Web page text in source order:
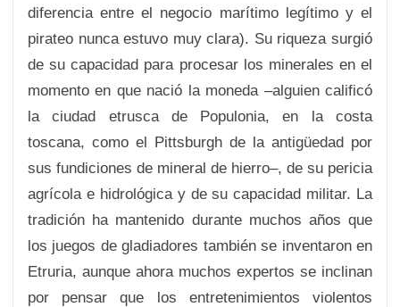
diferencia entre el negocio marítimo legítimo y el
pirateo nunca estuvo muy clara). Su riqueza surgió
de su capacidad para procesar los minerales en el
momento en que nació la moneda –alguien calificó
la ciudad etrusca de Populonia, en la costa
toscana, como el Pittsburgh de la antigüedad por
sus fundiciones de mineral de hierro–, de su pericia
agrícola e hidrológica y de su capacidad militar. La
tradición ha mantenido durante muchos años que
los juegos de gladiadores también se inventaron en
Etruria, aunque ahora muchos expertos se inclinan
por pensar que los entretenimientos violentos